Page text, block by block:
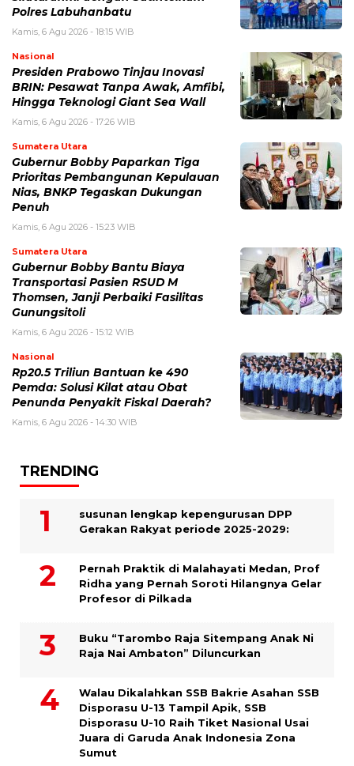
Polres Labuhanbatu
Kamis, 6 Agu 2026 - 18:15 WIB
Nasional
Presiden Prabowo Tinjau Inovasi
BRIN: Pesawat Tanpa Awak, Amfibi,
Hingga Teknologi Giant Sea Wall
Kamis, 6 Agu 2026 - 17:26 WIB
Sumatera Utara
Gubernur Bobby Paparkan Tiga
Prioritas Pembangunan Kepulauan
Nias, BNKP Tegaskan Dukungan
Penuh
Kamis, 6 Agu 2026 - 15:23 WIB
Sumatera Utara
Gubernur Bobby Bantu Biaya
Transportasi Pasien RSUD M
Thomsen, Janji Perbaiki Fasilitas
Gunungsitoli
Kamis, 6 Agu 2026 - 15:12 WIB
Nasional
Rp20.5 Triliun Bantuan ke 490
Pemda: Solusi Kilat atau Obat
Penunda Penyakit Fiskal Daerah?
Kamis, 6 Agu 2026 - 14:30 WIB
TRENDING
susunan lengkap kepengurusan DPP
Gerakan Rakyat periode 2025-2029:
Pernah Praktik di Malahayati Medan, Prof
Ridha yang Pernah Soroti Hilangnya Gelar
Profesor di Pilkada
Buku “Tarombo Raja Sitempang Anak Ni
Raja Nai Ambaton” Diluncurkan
Walau Dikalahkan SSB Bakrie Asahan SSB
Disporasu U-13 Tampil Apik, SSB
Disporasu U-10 Raih Tiket Nasional Usai
Juara di Garuda Anak Indonesia Zona
Sumut